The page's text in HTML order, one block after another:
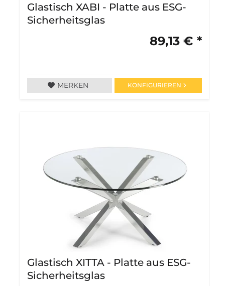
Glastisch XABI - Platte aus ESG-
Sicherheitsglas
89,13 € *
MERKEN KONFIGURIEREN
Glastisch XITTA - Platte aus ESG-
Sicherheitsglas